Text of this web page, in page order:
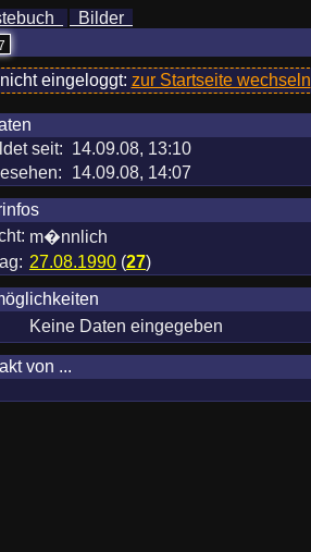
Bilder
eingeloggt: zur Startseite wechseln
seit: 14.09.08, 13:10
14.09.08, 14:07
m�nnlich
27.08.1990 (27)
Keine Daten eingegeben
von ...